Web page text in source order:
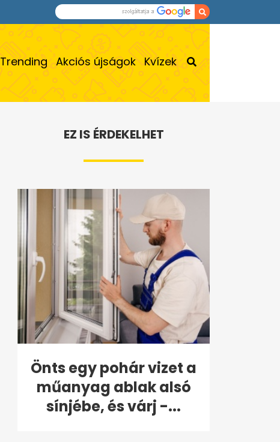
Trending Akciós újságok Kvízek
EZ IS ÉRDEKELHET
Önts egy pohár vizet a
műanyag ablak alsó
sínjébe, és várj -...